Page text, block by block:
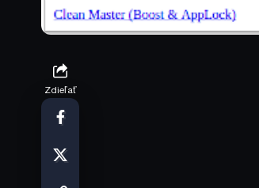
Zdieľať